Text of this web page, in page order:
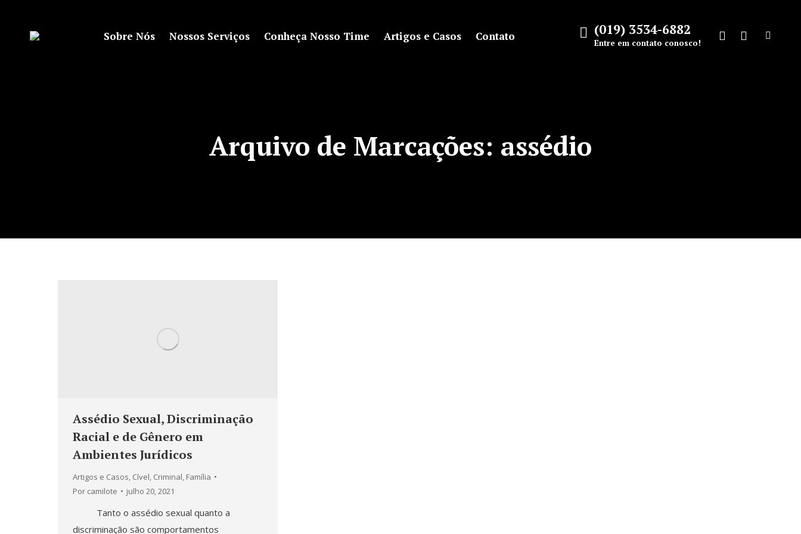
Sobre Nós Nossos Serviços Conheça Nosso Time Artigos e Casos Contato (019) 3534-6882
Entre em contato conosco!
FacebookInstagram
Search:
Arquivo de Marcações: assédio
Assédio Sexual, Discriminação
Racial e de Gênero em
Ambientes Jurídicos
Artigos e Casos, Cível, Criminal, Família
Por camilote julho 20, 2021
Tanto o assédio sexual quanto a
discriminação são comportamentos